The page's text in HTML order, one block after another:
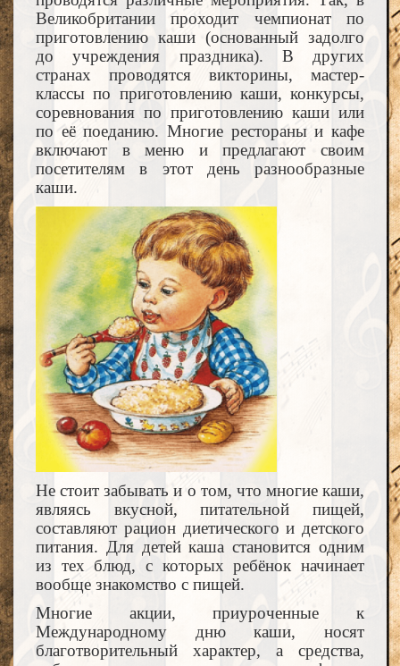
Великобритании проходит чемпионат по
приготовлению каши (основанный задолго
до учреждения праздника). В других
странах проводятся викторины, мастер-
классы по приготовлению каши, конкурсы,
соревнования по приготовлению каши или
по её поеданию. Многие рестораны и кафе
включают в меню и предлагают своим
посетителям в этот день разнообразные
каши.
Не стоит забывать и о том, что многие каши,
являясь вкусной, питательной пищей,
составляют рацион диетического и детского
питания. Для детей каша становится одним
из тех блюд, с которых ребёнок начинает
вообще знакомство с пищей.
Многие акции, приуроченные к
Международному дню каши, носят
благотворительный характер, а средства,